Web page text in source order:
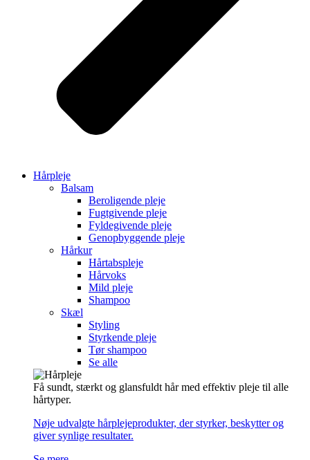
Hårpleje
Balsam
Beroligende pleje
Fugtgivende pleje
Fyldegivende pleje
Genopbyggende pleje
Hårkur
Hårtabspleje
Hårvoks
Mild pleje
Shampoo
Skæl
Styling
Styrkende pleje
Tør shampoo
Se alle
Få sundt, stærkt og glansfuldt hår med effektiv pleje til alle
hårtyper.
Nøje udvalgte hårplejeprodukter, der styrker, beskytter og
giver synlige resultater.